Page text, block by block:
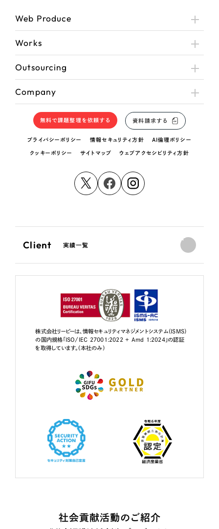
Web Produce
Works
Outsourcing
Company
無料で課題整理を依頼する 資料請求する
プライバシーポリシー 情報セキュリティ方針 AI倫理ポリシー
クッキーポリシー サイトマップ ウェブアクセシビリティ方針
Client 実績一覧
株式会社リーピーは、情報セキュリティマネジメントシステム（ISMS）
の国内規格「ISO/IEC 27001:2022 + Amd 1:2024」の認証
を取得しています。（本社のみ）
社会貢献活動のご紹介